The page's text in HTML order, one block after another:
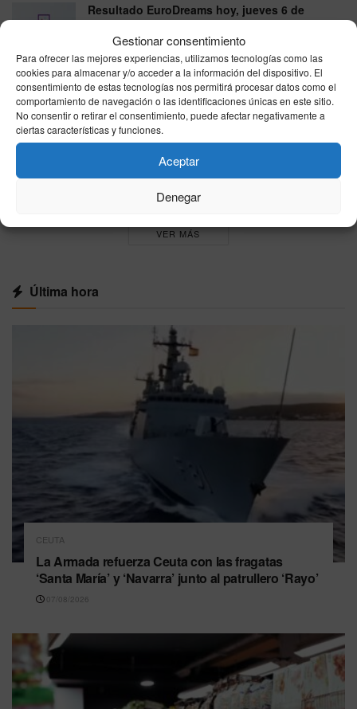
Gestionar consentimiento
Para ofrecer las mejores experiencias, utilizamos tecnologías como las
cookies para almacenar y/o acceder a la información del dispositivo. El
consentimiento de estas tecnologías nos permitirá procesar datos como el
comportamiento de navegación o las identificaciones únicas en este sitio.
No consentir o retirar el consentimiento, puede afectar negativamente a
ciertas características y funciones.
Aceptar
Denegar
Resultado EuroDreams hoy, jueves 6 de
agosto de 2026: combinación ganadora oficial
06/08/2026
Resultados de la lotería de ayer, miércoles 5 de
agosto de 2026
06/08/2026
Resultado Bonoloto hoy, miércoles 5 de
agosto de 2026: combinación ganadora oficial
05/08/2026
VER MÁS
Última hora
CEUTA
La Armada refuerza Ceuta con las fragatas
‘Santa María’ y ‘Navarra’ junto al patrullero ‘Rayo’
07/08/2026